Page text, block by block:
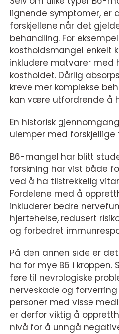
lignende symptomer, er
forskjellene når det
behandling. For
kostholdsmangel enkelt
inkludere matvarer med
kostholdet. Dårlig
kreve mer komplekse
kan være utfordrende å
En historisk
ulemper med
B6-mangel har blitt
forskning har vist både
ved å ha tilstrekkelig
Fordelene med å
inkluderer bedre
hjertehelse, redusert
og forbedret
På den annen side er
ha for mye B6 i kroppen.
føre til nevrologiske
nerveskade og
personer med visse
er derfor viktig å
nivå for å unngå